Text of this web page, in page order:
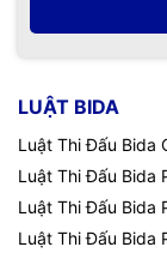
LUẬT BIDA
Luật Thi Đấu Bida
Luật Thi Đấu Bida
Luật Thi Đấu Bida
Luật Thi Đấu Bida